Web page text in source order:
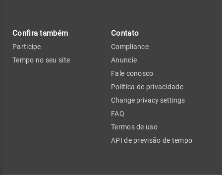
Confira também
Participe
Tempo no seu site
Contato
Compliance
Anuncie
Fale conosco
Política de privacidade
Change privacy settings
FAQ
Termos de uso
API de previsão de tempo